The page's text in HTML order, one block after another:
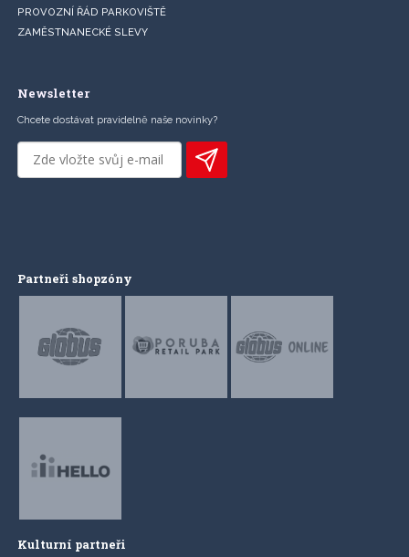
PROVOZNÍ ŘÁD PARKOVIŠTĚ
ZAMĚSTNANECKÉ SLEVY
Newsletter
Chcete dostávat pravidelně naše novinky?
Partneři shopzóny
Kulturní partneři